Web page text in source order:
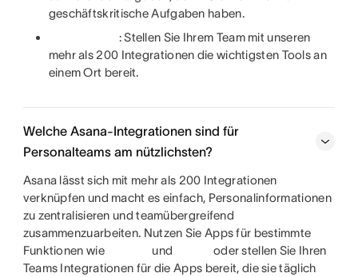
geschäftskritische Aufgaben haben.
: Stellen Sie Ihrem Team mit unseren
mehr als 200 Integrationen die wichtigsten Tools an
einem Ort bereit.
Welche Asana-Integrationen sind für
Personalteams am nützlichsten?
Asana lässt sich mit mehr als 200 Integrationen
verknüpfen und macht es einfach, Personalinformationen
zu zentralisieren und teamübergreifend
zusammenzuarbeiten. Nutzen Sie Apps für bestimmte
Funktionen wie
und
oder stellen Sie Ihren
Teams Integrationen für die Apps bereit, die sie täglich